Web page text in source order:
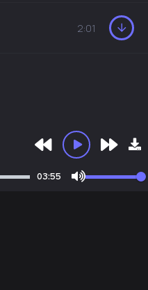
2:01
03:55